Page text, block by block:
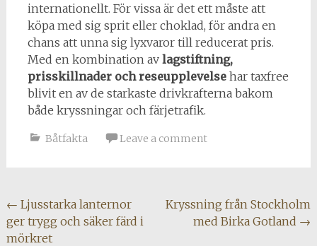
internationellt. För vissa är det ett måste att
köpa med sig sprit eller choklad, för andra en
chans att unna sig lyxvaror till reducerat pris.
Med en kombination av lagstiftning,
prisskillnader och reseupplevelsehar taxfree
blivit en av de starkaste drivkrafterna bakom
både kryssningar och färjetrafik.
Båtfakta Leave a comment
Post
navigation
← Ljusstarka lanternor
ger trygg och säker färd i
mörkret
Kryssning från Stockholm
med Birka Gotland →